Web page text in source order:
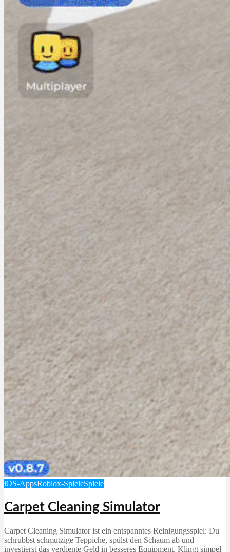
iOS-AppsRoblox-SpieleSpiele
Carpet Cleaning Simulator
Carpet Cleaning Simulator ist ein entspanntes Reinigungsspiel: Du
schrubbst schmutzige Teppiche, spülst den Schaum ab und
investierst das verdiente Geld in besseres Equipment. Klingt simpel